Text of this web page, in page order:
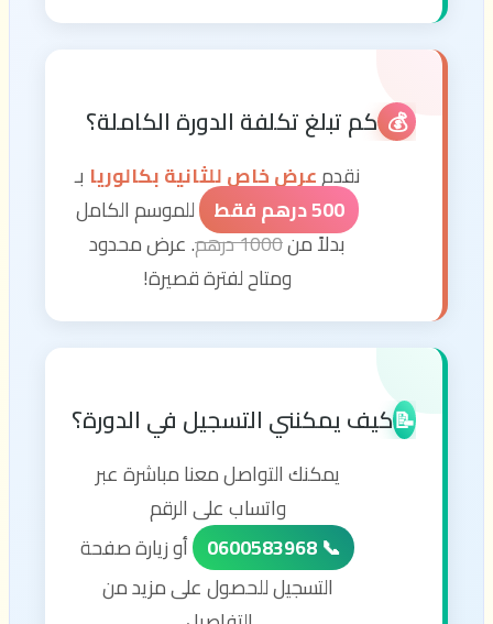
💰 كم تبلغ تكلفة الدورة الكاملة؟
نقدمعرض خاص للثانية بكالوريا بـ
500 درهم فقط
للموسم الكامل
بدلاً من1000 درهم
. عرض محدود
ومتاح لفترة قصيرة!
📝كيف يمكنني التسجيل في الدورة؟
يمكنك التواصل معنا مباشرة عبر
واتساب على الرقم
📞 0600583968
أو زيارة صفحة
التسجيل للحصول على مزيد من